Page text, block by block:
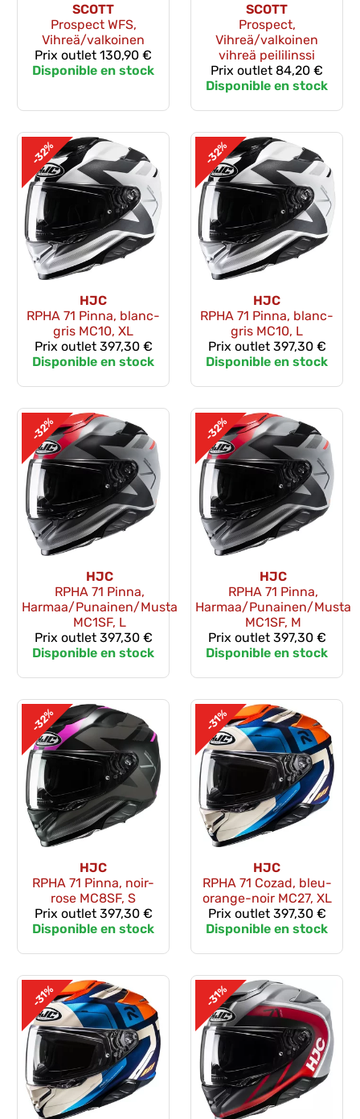
SCOTT
Prospect WFS,
Vihreä/valkoinen
Prix outlet 130,90 €
Disponible en stock
SCOTT
Prospect,
Vihreä/valkoinen
vihreä peililinssi
Prix outlet 84,20 €
Disponible en stock
-32%
HJC
RPHA 71 Pinna, blanc-
gris MC10, XL
Prix outlet397,30 €
Disponible en stock
-32%
HJC
RPHA 71 Pinna, blanc-
gris MC10, L
Prix outlet397,30 €
Disponible en stock
-32%
HJC
RPHA 71 Pinna,
Harmaa/Punainen/Musta
MC1SF, L
Prix outlet397,30 €
Disponible en stock
-32%
HJC
RPHA 71 Pinna,
Harmaa/Punainen/Musta
MC1SF, M
Prix outlet397,30 €
Disponible en stock
-32%
HJC
RPHA 71 Pinna, noir-
rose MC8SF, S
Prix outlet397,30 €
Disponible en stock
-31%
HJC
RPHA 71 Cozad, bleu-
orange-noir MC27, XL
Prix outlet397,30 €
Disponible en stock
-31% -31%